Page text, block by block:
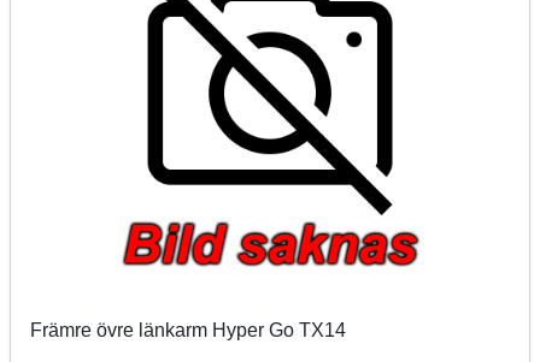
Främre övre länkarm Hyper Go TX14